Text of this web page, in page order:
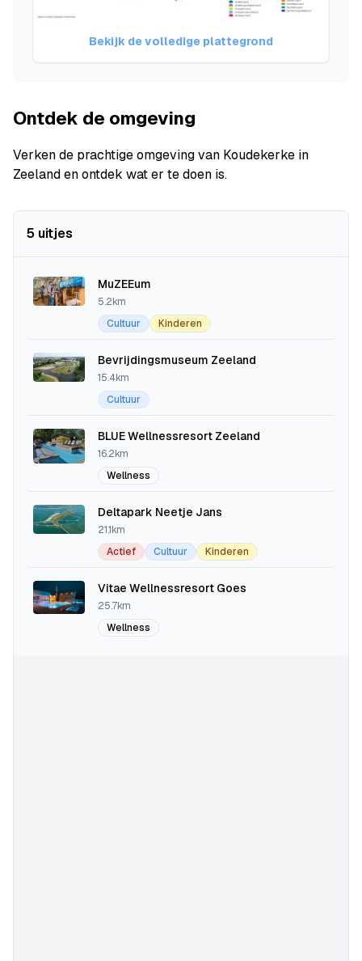
Bekijk de volledige plattegrond
Ontdek de omgeving
Verken de prachtige omgeving van Koudekerke in
Zeeland en ontdek wat er te doen is.
5 uitjes
MuZEEum
5.2km
Cultuur
Kinderen
Bevrijdingsmuseum Zeeland
15.4km
Cultuur
BLUE Wellnessresort Zeeland
16.2km
Wellness
Deltapark Neetje Jans
21.1km
Actief
Cultuur Kinderen
Vitae Wellnessresort Goes
25.7km
Wellness